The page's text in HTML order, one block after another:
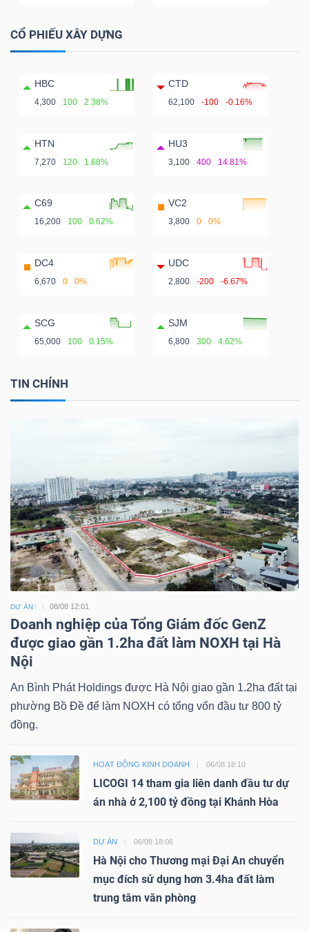
CỔ PHIẾU XÂY DỰNG
HBC
4,300 100 2.38%
CTD
62,100 -100 -0.16%
HTN
7,270 120 1.68%
HU3
3,100 400 14.81%
C69
16,200 100 0.62%
VC2
3,800 0 0%
DC4
6,670 0 0%
UDC
2,800 -200 -6.67%
SCG
65,000 100 0.15%
SJM
6,800 300 4.62%
TIN CHÍNH
DỰ ÁN 08/08 12:01
Doanh nghiệp của Tổng Giám đốc GenZ
được giao gần 1.2ha đất làm NOXH tại Hà
Nội
An Bình Phát Holdings được Hà Nội giao gần 1.2ha đất tại
phường Bồ Đề để làm NOXH có tổng vốn đầu tư 800 tỷ
đồng.
HOẠT ĐỘNG KINH DOANH 06/08 18:10
LICOGI 14 tham gia liên danh đầu tư dự
án nhà ở 2,100 tỷ đồng tại Khánh Hòa
DỰ ÁN 06/08 18:06
Hà Nội cho Thương mại Đại An chuyển
mục đích sử dụng hơn 3.4ha đất làm
trung tâm văn phòng